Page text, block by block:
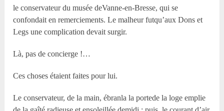
le conservateur du musée deVanne-en-Bresse, qui se
confondait en remerciements. Le malheur futqu’aux Dons et
Legs une complication devait surgir.
Là, pas de concierge !…
Ces choses étaient faites pour lui.
Le conservateur, de la main, ébranla la portede la loge emplie